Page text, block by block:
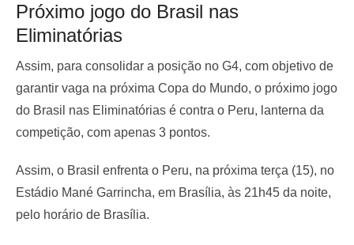
Próximo jogo do Brasil nas
Eliminatórias
Assim, para consolidar a posição no G4, com objetivo de
garantir vaga na próxima Copa do Mundo, o próximo jogo
do Brasil nas Eliminatórias é contra o Peru, lanterna da
competição, com apenas 3 pontos.
Assim, o Brasil enfrenta o Peru, na próxima terça (15), no
Estádio Mané Garrincha, em Brasília, às 21h45 da noite,
pelo horário de Brasília.